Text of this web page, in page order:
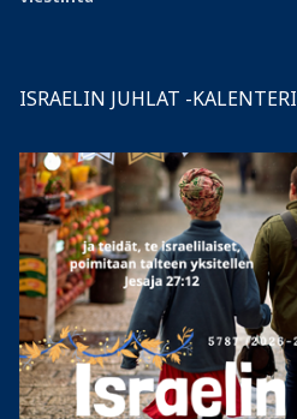
ISRAELIN JUHLAT -KALENTERI